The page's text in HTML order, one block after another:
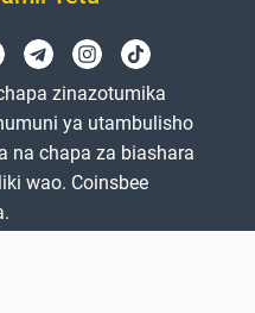
zinazotumika
ya utambulisho
na chapa za biashara
wao. Coinsbee